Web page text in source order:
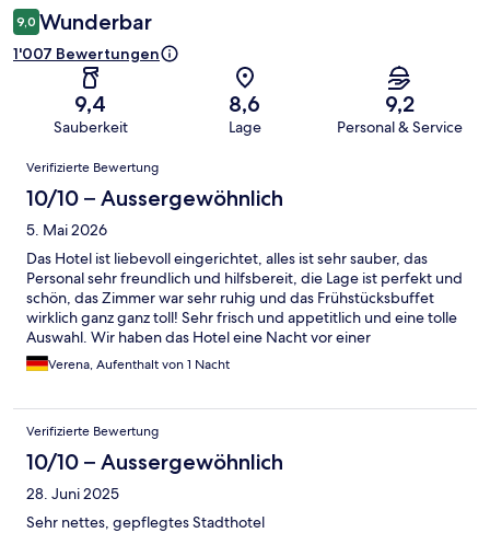
9,0 Wunderbar
1'007 Bewertungen
9,4
Sauberkeit
8,6
Lage
9,2
Personal & Service
Bewertungen
Verifizierte Bewertung
10/10 – Aussergewöhnlich
5. Mai 2026
Das Hotel ist liebevoll eingerichtet, alles ist sehr sauber, das
Personal sehr freundlich und hilfsbereit, die Lage ist perfekt und
schön, das Zimmer war sehr ruhig und das Frühstücksbuffet
wirklich ganz ganz toll! Sehr frisch und appetitlich und eine tolle
Auswahl. Wir haben das Hotel eine Nacht vor einer
Transatlantikreise getestet und haben es nun direkt nach
Abreise wieder gebucht für den kurzen Aufenthalt nach dem
Familien empfehlen.
Verena, Aufenthalt von 1 Nacht
Verifizierte Bewertung
10/10 – Aussergewöhnlich
28. Juni 2025
Sehr nettes, gepflegtes Stadthotel